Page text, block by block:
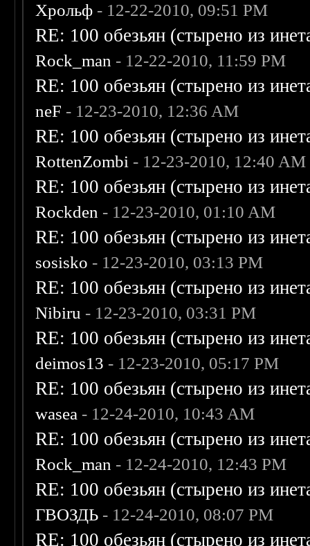
Хрольф - 12-22-2010, 09:51 PM
RE: 100 обезьян (стырено из
Rock_man - 12-22-2010, 11:59 PM
RE: 100 обезьян (стырено из
neF - 12-23-2010, 12:36 AM
RE: 100 обезьян (стырено из
RottenZombi - 12-23-2010, 12:40 AM
RE: 100 обезьян (стырено из
Rockden - 12-23-2010, 01:10 AM
RE: 100 обезьян (стырено из
sosisko - 12-23-2010, 03:13 PM
RE: 100 обезьян (стырено из
Nibiru - 12-23-2010, 03:31 PM
RE: 100 обезьян (стырено из
deimos13 - 12-23-2010, 05:17 PM
RE: 100 обезьян (стырено из
wasea - 12-24-2010, 10:43 AM
RE: 100 обезьян (стырено из
Rock_man - 12-24-2010, 12:43 PM
RE: 100 обезьян (стырено из
ГВОЗДЬ - 12-24-2010, 08:07 PM
RE: 100 обезьян (стырено из